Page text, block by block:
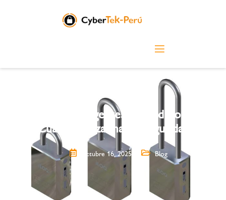
Candados inteligentes vs. tradicionales:
¿Cuál garantiza mayor seguridad?
octubre 16, 2025 Blog